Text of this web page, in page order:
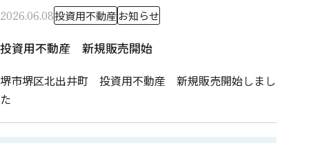
2026.06.08投資用不動産お知らせ
投資用不動産 新規販売開始
堺市堺区北出井町 投資用不動産 新規販売開始しまし
た